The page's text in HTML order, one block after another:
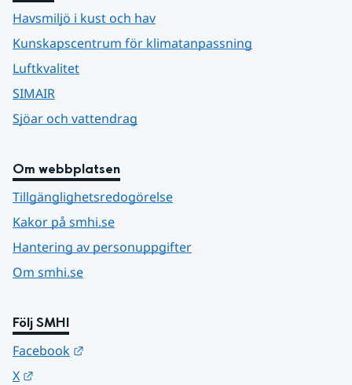
Havsmiljö i kust och hav
Kunskapscentrum för klimatanpassning
Luftkvalitet
SIMAIR
Sjöar och vattendrag
Om webbplatsen
Tillgänglighetsredogörelse
Kakor på smhi.se
Hantering av personuppgifter
Om smhi.se
Följ SMHI
Facebook
X